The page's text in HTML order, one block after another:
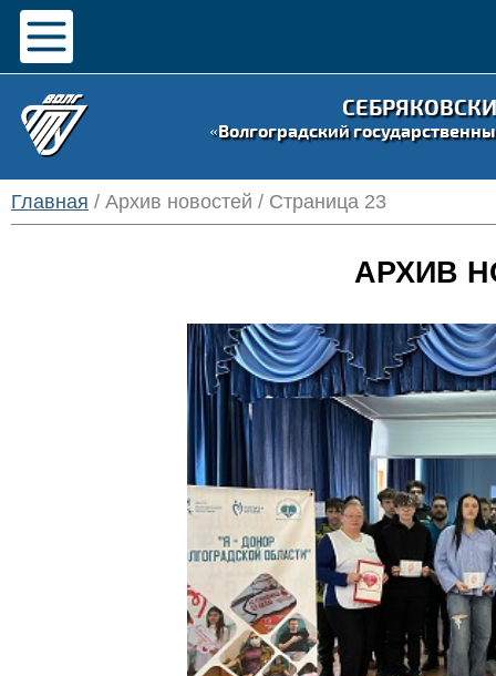
«Волгоградский
Главная / Архив новостей / Страница 23
АРХИВ